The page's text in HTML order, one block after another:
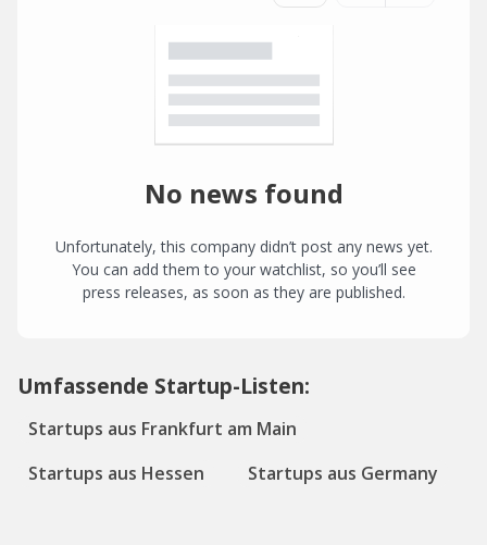
No news found
Unfortunately, this company didn’t post any news yet.
You can add them to your watchlist, so you’ll see
press releases, as soon as they are published.
Umfassende Startup-Listen:
Startups aus Frankfurt am Main
Startups aus Hessen
Startups aus Germany